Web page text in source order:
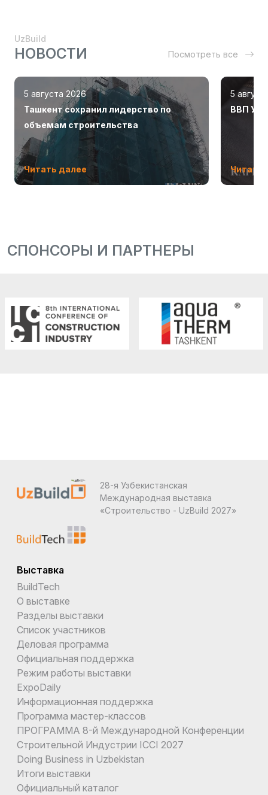
UzBuild
НОВОСТИ Посмотреть все
5 августа 2026
Ташкент сохранил лидерство по
объемам строительства
Читать далее
5
ВВП
Читать
СПОНСОРЫ И ПАРТНЕРЫ
28-я Узбекистанская
Международная выставка
«Строительство - UzBuild 2027»
Выставка
BuildTech
О выставке
Разделы выставки
Список участников
Деловая программа
Официальная поддержка
Режим работы выставки
ExpoDaily
Информационная поддержка
Программа мастер-классов
ПРОГРАММА 8-й Международной Конференции
Строительной Индустрии ICCI 2027
Doing Business in Uzbekistan
Итоги выставки
Официальный каталог